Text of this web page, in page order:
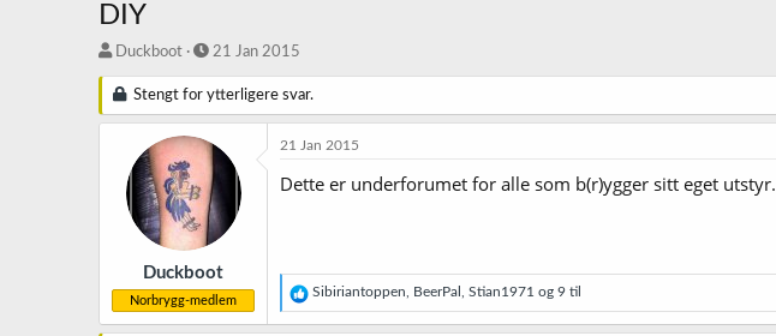
DIY
T
å
d
Duckboot
S
a
r
a
t
o
21 Jan 2015
Stengt for ytterligere svar.
Duckboot
Norbrygg-medlem
21 Jan 2015
Dette er underforumet for alle som b(r)ygger sitt eget utstyr.
R
e
a
Sibiriantoppen BeerPal Stian1971 og 9 til